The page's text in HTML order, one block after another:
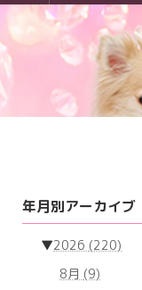
年月別アーカイブ
▼2026 (220)
8月 (9)